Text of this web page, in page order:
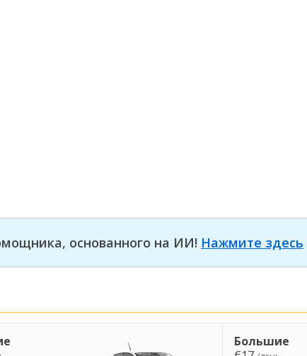
основанного на ИИ! Нажмите здесь
Большие